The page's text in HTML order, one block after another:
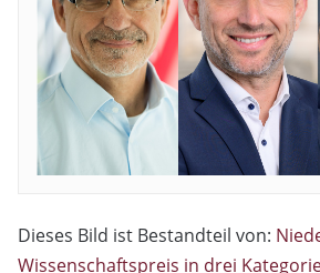
Dieses Bild ist Bestandteil von:
Wissenschaftspreis in drei